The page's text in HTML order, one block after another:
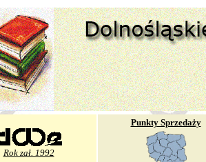
Rok zał. 1992
Punkty Sprzedaży